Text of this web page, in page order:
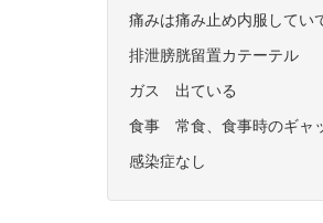
痛みは痛み止め内服してい
排泄膀胱留置カテーテル
ガス 出ている
食事 常食、食事時のギャ
感染症なし